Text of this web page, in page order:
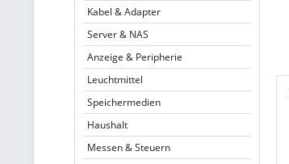
Kabel & Adapter
Server & NAS
Anzeige & Peripherie
Leuchtmittel
Speichermedien
Haushalt
Messen & Steuern